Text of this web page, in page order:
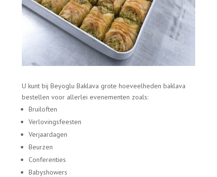
U kunt bij Beyoglu Baklava grote hoeveelheden baklava
bestellen voor allerlei evenementen zoals:
Bruiloften
Verlovingsfeesten
Verjaardagen
Beurzen
Conferenties
Babyshowers